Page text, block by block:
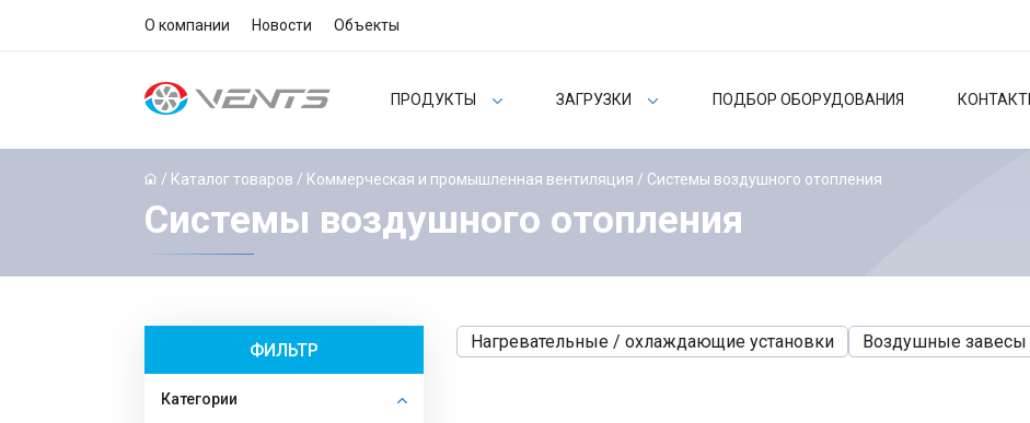
ПРОДУКТЫ ЗАГРУЗКИ ПОДБОР ОБОРУДОВАНИЯ
О компании Новости Объекты
/ Каталог товаров / Коммерческая и промышленная вентиляция / Системы воздушного отопления
Системы воздушного отопления
ФИЛЬТР
Категории
Нагревательные / охлаждающие установки Воздушные завесы